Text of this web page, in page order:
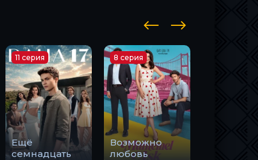
Ещё
семнадцать
11 серия
Возможно
любовь
8 серия